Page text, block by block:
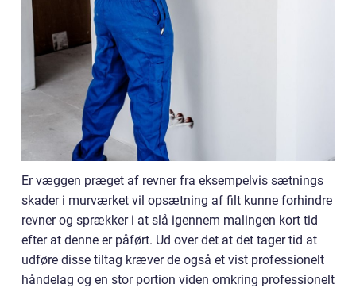
Er væggen præget af revner fra eksempelvis sætnings
skader i murværket vil opsætning af filt kunne forhindre
revner og sprækker i at slå igennem malingen kort tid
efter at denne er påført. Ud over det at det tager tid at
udføre disse tiltag kræver de også et vist professionelt
håndelag og en stor portion viden omkring professionelt